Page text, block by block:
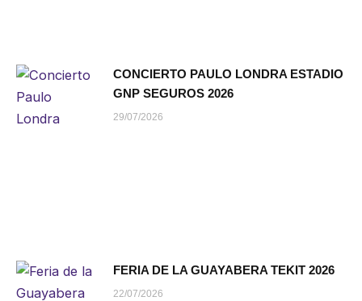
CONCIERTO PAULO LONDRA ESTADIO
GNP SEGUROS 2026
29/07/2026
FERIA DE LA GUAYABERA TEKIT 2026
22/07/2026